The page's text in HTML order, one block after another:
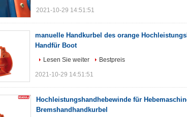
2021-10-29 14:51:51
manuelle Handkurbel des orange
Handfür Boot
Lesen Sie weiter Bestpreis
2021-10-29 14:51:51
Hochleistungshandhebewinde für
Bremshandhandkurbel